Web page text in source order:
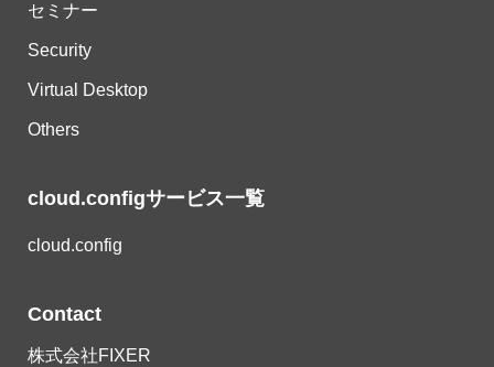
セミナー
Security
Virtual Desktop
Others
cloud.configサービス一覧
cloud.config
Contact
株式会社FIXER